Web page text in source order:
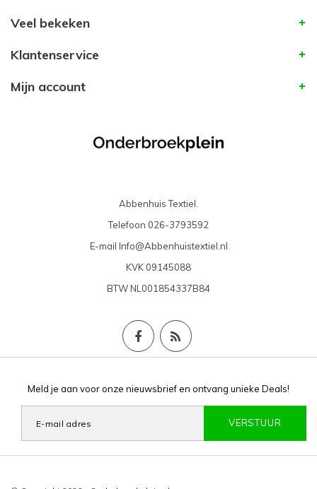
Veel bekeken
Klantenservice
Mijn account
Abbenhuis Textiel.
Telefoon 026-3793592
E-mail Info@Abbenhuistextiel.nl
KVK 09145088
BTWNL001854337B84
Meld je aan voor onze nieuwsbrief en ontvang unieke Deals!
VERSTUUR